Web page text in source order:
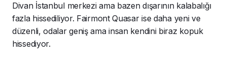
Divan İstanbul merkezi ama bazen dışarının kalabalığı
fazla hissediliyor. Fairmont Quasar ise daha yeni ve
düzenli, odalar geniş ama insan kendini biraz kopuk
hissediyor.